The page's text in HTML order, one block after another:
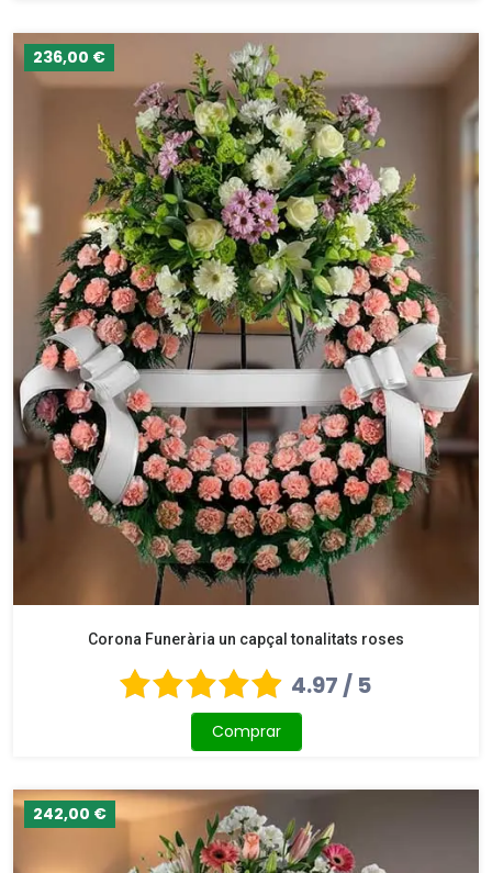
236,00 €
Corona Funerària un capçal tonalitats roses
4.97 / 5
Comprar
242,00 €